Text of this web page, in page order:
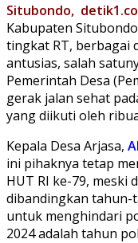
Situbondo,
Kabupaten
tingkat RT, berbagai
antusias, salah
Pemerintah Desa
gerak jalan sehat
yang diikuti oleh
Kepala Desa Arjasa,
ini pihaknya tetap
HUT RI ke-79, meski
dibandingkan tahun-
untuk menghindari
2024 adalah tahun